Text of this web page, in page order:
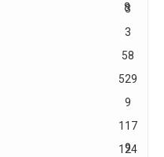
8
3
3
58
529
9
117
9
124